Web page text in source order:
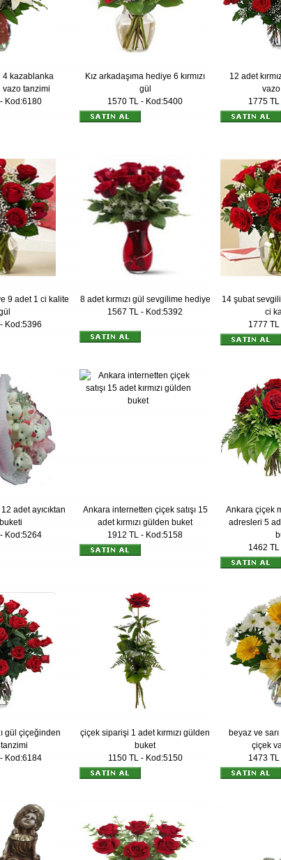
4 kazablanka
tanzimi
Kod:6180
Kız arkadaşıma hediye 6 kırmızı
gül
1570 TL - Kod:5400
12 adet
1775
9 adet 1 ci kalite
Kod:5396
8 adet kırmızı gül sevgilime hediye
1567 TL - Kod:5392
14 şubat
ci
1777
adet ayıcıktan
Kod:5264
Ankara internetten çiçek satışı 15
adet kırmızı gülden buket
1912 TL - Kod:5158
Ankara çiçek
adresleri 5
1462
gül çiçeğinden
Kod:6184
çiçek siparişi 1 adet kırmızı gülden
buket
1150 TL - Kod:5150
beyaz ve
çiçek
1473